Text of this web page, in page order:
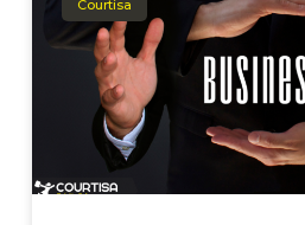
Courtisa